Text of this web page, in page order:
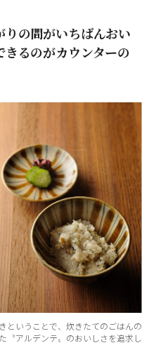
りの間がいちばんおい
るのがカウンターの
ということで、炊きたてのごはんの
〝アルデンテ〟のおいしさを追求し